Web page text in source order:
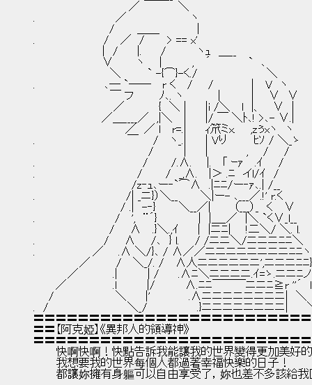
／　　　　　＼
.　　　　　　　　　　 ／　　　　　 　 　 ヽ
/　 　 ＿＿　　　 　 |
.　　　　　　　 　 /　 ／　/ 　　 > == x'
|　/　　 |.　　 /　　　　ヽｭ　＿__
∨　　　ヽ 　 |　　 　 , 　´　　　 　 `　､
＼　　　 ` -{⌒}-く./　　　　　　　　　＼
.　　　　　　　　　､─ `──　 r く　 /　　/　　　 　 |　 V　ヽ
￣ フ 　 　 ﾉ､. ヽ　　　　 |　　　　| 　 ∨　∨
／　　　　 {　＼ |　　 |i /＼　 l　|、　 ∨　|
／＿____／　,|＼　 |　　 |/ ￣ ＼ﾄ､! >､- ∨.|
／　／ l　 r=.|　　 ｨ笊ミx. 　 ,zぅxヽ　ヽ
.　　　　　　　　　　　　￣ 　 /　 ヽ_.|　　 | Vり　　　 ﾋｿ / ＼_ゝ
/　　 　 |　　 |　　　　　, 　 /　　/
.　　　　　　　　　　　　　　/　　　/.∧. 　 |. 　｢ ｰｧ　 .ｲ　　/
.　　　　　　　 　 　 　 　 /　　　/　_,∧. 　|＞ .ﾆ　イl/ｲ　/
/z‐ｭ､ー‐`⌒∧　.|ﾆﾆ/ー‐ｧ､.| /__　　　　　
.　　　　　　　 　 　 　 /| _ニ}）＼__　 　 ＼|ー- ､___／.!' r.く　　
/ .|　-‐}　　　＼__／|　　　（___）_　く　 ∨　　
.　　　　　　　 　 　 /　 ',　¨´}　　 　 　 |　|＿_／　|＼ `く∨_l__　
/　　∧　 .}＼.,ｲ　　 |　|ニﾆ| 　 !二＼/ ＼. l.　　
.　　　　　　　 　 /　　∧　　/､　} l.　　/ /ニニ＼/ニニニﾆﾆ＼　
.　　　　　　　 ／ 　 .∧ ＼/}､ / ∧／／ニニニニニニニニﾆﾆヽ
／ 　 　 /　 ＼_/. /　 ∧人ニニニニニニ',ニニニﾆﾆ
／　　　　 .|　　 　 | /　　 .∧ﾆ＼ニニニニ.ｲ=ゝ.ニニﾆノ
／　　　　　　.l　　 　 |/　　 　 ∧.ﾆﾆ￣￣￣ニニﾆ≧r ''´　l
/　　　　　　　　＼　　 |'　　　　　.∧ニニニニニニニニ|　＼
.　/　　　　 　 　 　 　 ＼_/　　　　　　 .}ニニニニニニニニ|　　
〓〓〓〓〓〓〓〓〓〓〓〓〓〓〓〓〓〓〓〓〓〓〓〓
〓〓【阿克婭】《異邦人的領導神》
〓〓〓〓〓〓〓〓〓〓〓〓〓〓〓〓〓〓〓〓〓〓〓〓
快啊快啊！快點告訴我能讓我的世界變得更加美好
我想要我的世界每個人都過著幸福快樂的日子！
都讓妳擁有身軀可以自由享受了，妳也差不多該給我